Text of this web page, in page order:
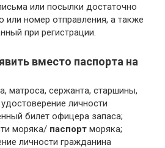
или посылки достаточно
номер отправления, а также
при регистрации.
вместо паспорта на
матроса, сержанта, старшины,
личности
билет офицера запаса;
моряка/ паспорт моряка;
личности гражданина